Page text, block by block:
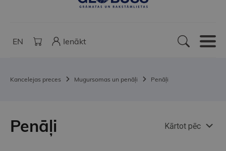
EN Ienākt
Kancelejas preces Mugursomas un penāļi Penāļi
Penāļi Kārtot pēc